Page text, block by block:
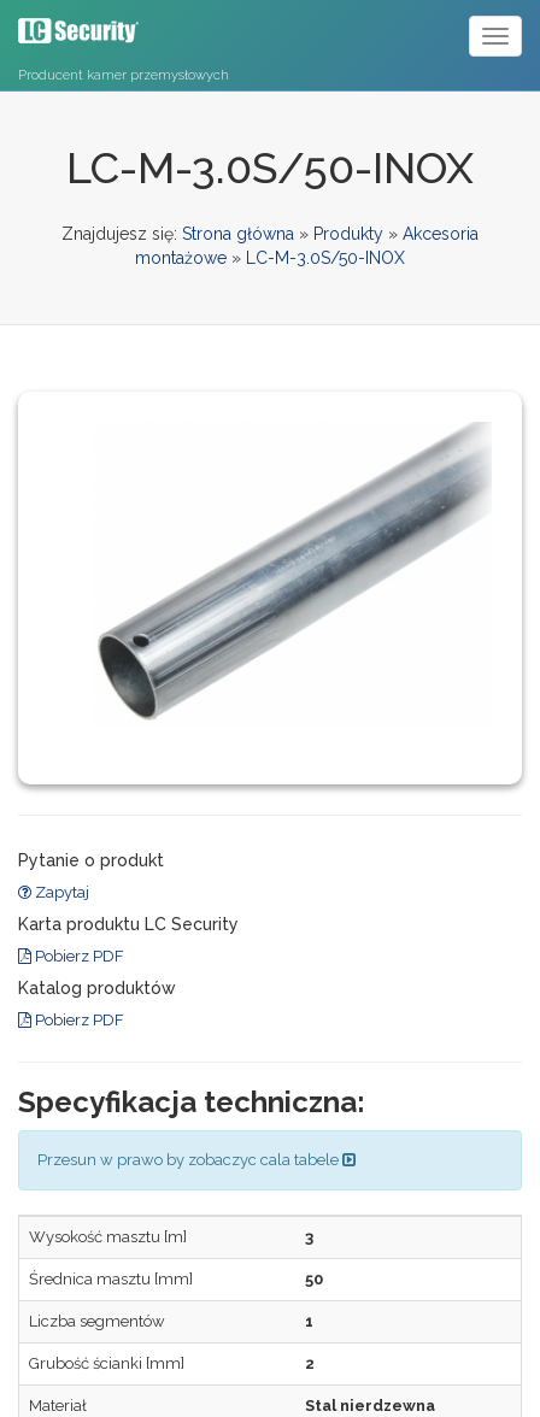
Producent kamer przemysłowych
LC-M-3.0S/50-INOX
Znajdujesz się: Strona główna » Produkty » Akcesoria
montażowe » LC-M-3.0S/50-INOX
Pytanie o produkt
Zapytaj
Karta produktu LC Security
Pobierz PDF
Katalog produktów
Pobierz PDF
Specyfikacja techniczna:
Przesun w prawo by zobaczyc cala tabele
Wysokość masztu [m] 3
Średnica masztu [mm] 50
Liczba segmentów 1
Grubość ścianki [mm] 2
Materiał Stal nierdzewna